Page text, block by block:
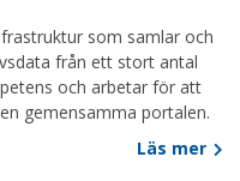
som samlar och
från ett stort antal
och arbetar för att
gemensamma portalen.
Läs mer